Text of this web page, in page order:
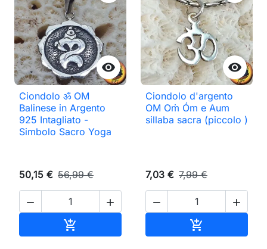

Ciondolo ॐ OM
Balinese in Argento
925 Intagliato -
Simbolo Sacro Yoga
50,15 € 56,99 €
 


Ciondolo d'argento
OM Oṁ Óm e Aum
sillaba sacra (piccolo )
7,03 € 7,99 €
 
